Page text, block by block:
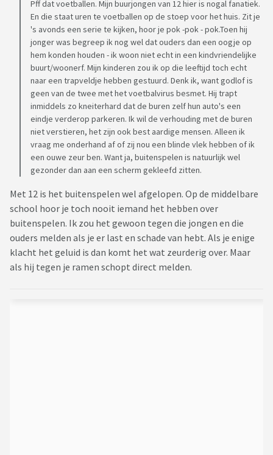
Pff dat voetballen. Mijn buurjongen van 12 hier is nogal fanatiek.
En die staat uren te voetballen op de stoep voor het huis. Zit je
's avonds een serie te kijken, hoor je pok -pok - pok.Toen hij
jonger was begreep ik nog wel dat ouders dan een oogje op
hem konden houden - ik woon niet echt in een kindvriendelijke
buurt/woonerf. Mijn kinderen zou ik op die leeftijd toch echt
naar een trapveldje hebben gestuurd. Denk ik, want godlof is
geen van de twee met het voetbalvirus besmet. Hij trapt
inmiddels zo kneiterhard dat de buren zelf hun auto's een
eindje verderop parkeren. Ik wil de verhouding met de buren
niet verstieren, het zijn ook best aardige mensen. Alleen ik
vraag me onderhand af of zij nou een blinde vlek hebben of ik
een ouwe zeur ben. Want ja, buitenspelen is natuurlijk wel
gezonder dan aan een scherm gekleefd zitten.
Met 12 is het buitenspelen wel afgelopen. Op de middelbare
school hoor je toch nooit iemand het hebben over
buitenspelen. Ik zou het gewoon tegen die jongen en die
ouders melden als je er last en schade van hebt. Als je enige
klacht het geluid is dan komt het wat zeurderig over. Maar
als hij tegen je ramen schopt direct melden.